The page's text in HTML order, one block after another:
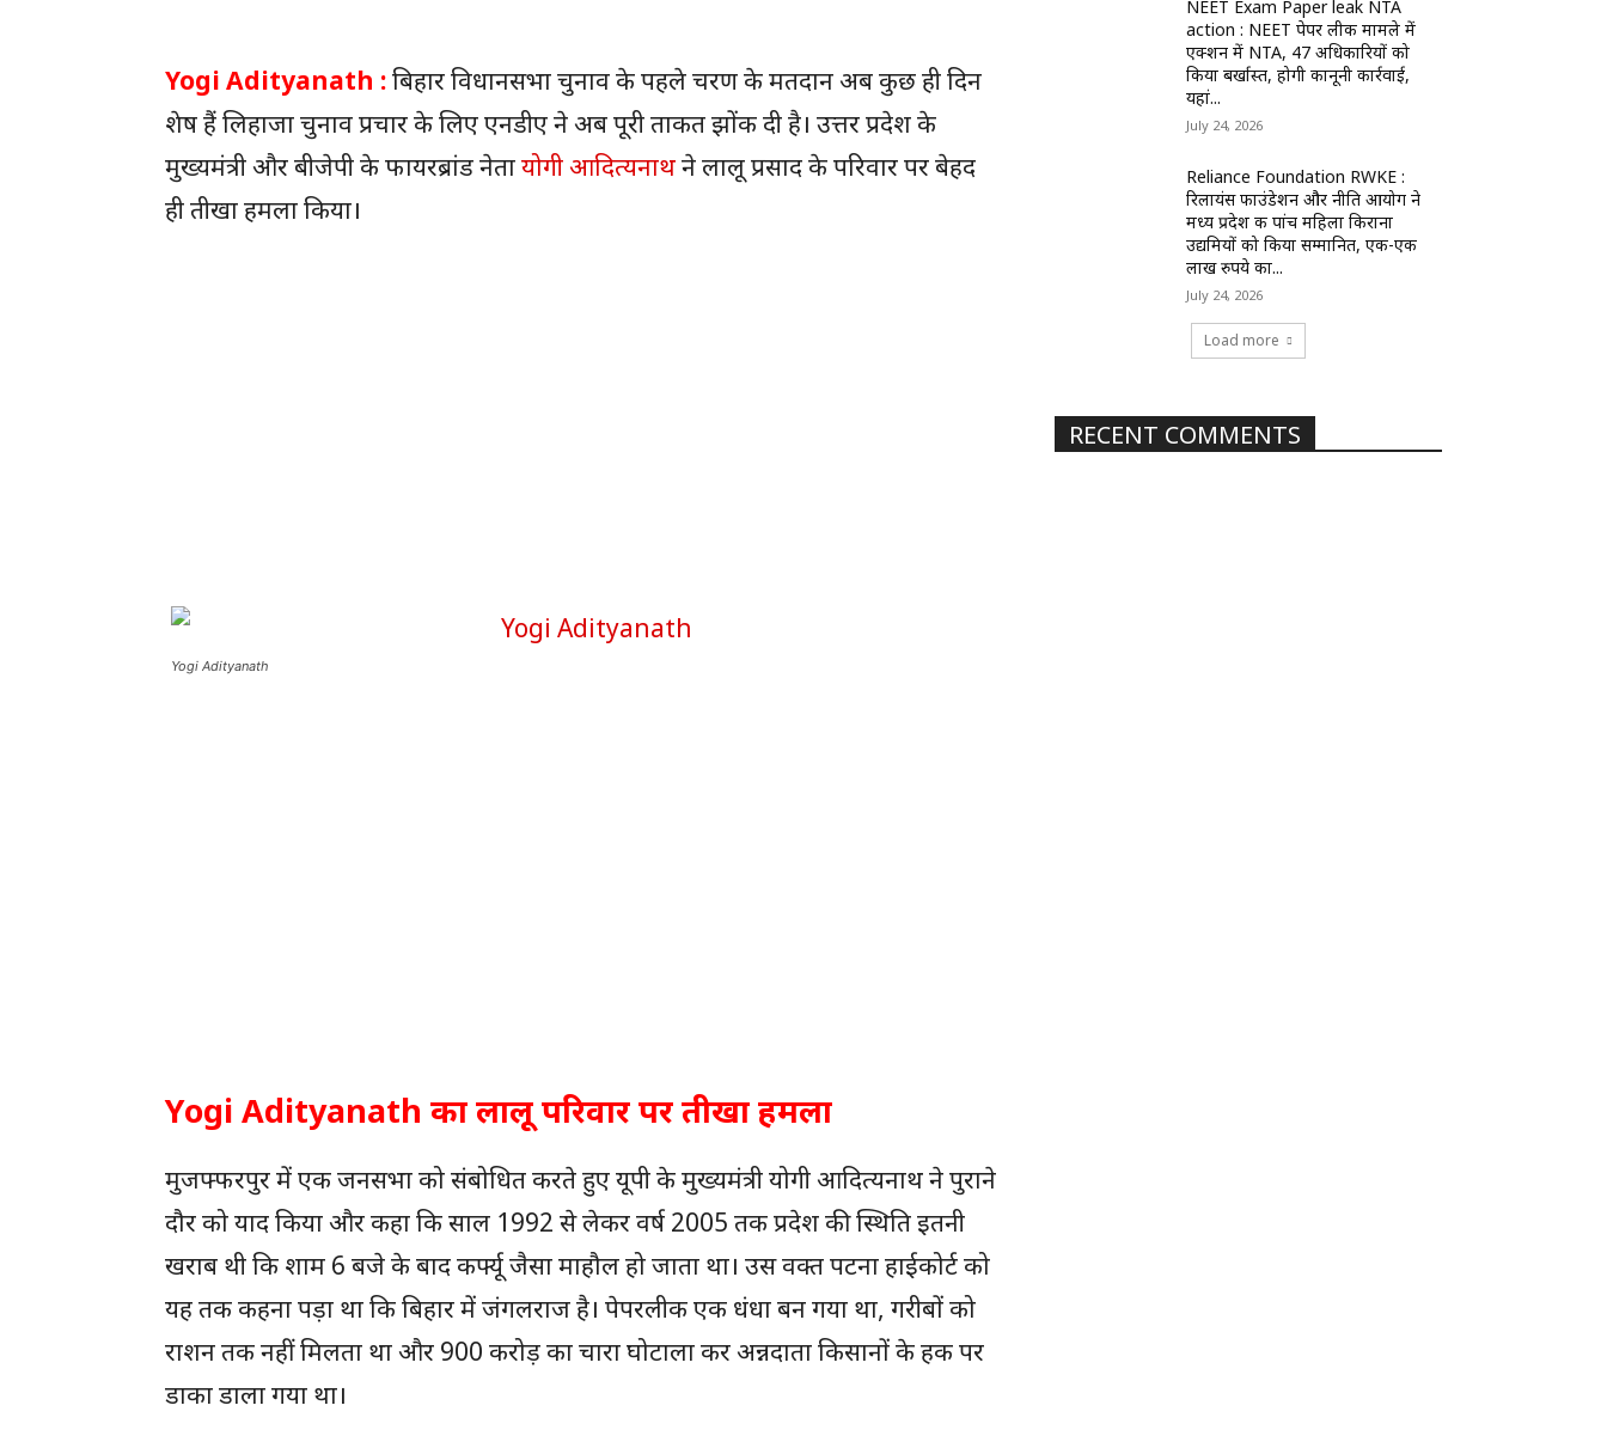
Yogi Adityanath :बिहार विधानसभा चुनाव के पहले चरण के मतदान अब कुछ ही दिन
शेष हैं लिहाजा चुनाव प्रचार के लिए एनडीए ने अब पूरी ताकत झोंक दी है। उत्तर प्रदेश के
मुख्यमंत्री और बीजेपी के फायरब्रांड नेतायोगी आदित्यनाथने लालू प्रसाद के परिवार पर बेहद
ही तीखा हमला किया।
Yogi Adityanath
Yogi Adityanath का लालू परिवार पर तीखा हमला
मुजफ्फरपुर में एक जनसभा को संबोधित करते हुए यूपी के मुख्यमंत्री योगी आदित्यनाथ ने पुराने
दौर को याद किया और कहा कि साल 1992 से लेकर वर्ष 2005 तक प्रदेश की स्थिति इतनी
खराब थी कि शाम 6 बजे के बाद कर्फ्यू जैसा माहौल हो जाता था। उस वक्त पटना हाईकोर्ट को
यह तक कहना पड़ा था कि बिहार में जंगलराज है। पेपरलीक एक धंधा बन गया था, गरीबों को
राशन तक नहीं मिलता था और 900 करोड़ का चारा घोटाला कर अन्नदाता किसानों के हक पर
डाका डाला गया था।
NEET Exam Paper leak NTA
action : NEET पेपर लीक मामले में
एक्शन में NTA, 47 अधिकारियों को
किया बर्खास्त, होगी कानूनी कार्रवाई,
यहां...
July 24, 2026
Reliance Foundation RWKE :
रिलायंस फाउंडेशन और नीति आयोग ने
मध्य प्रदेश की पांच महिला किराना
उद्यमियों को किया सम्मानित, एक-एक
लाख रुपये का...
July 24, 2026
Load more
RECENT COMMENTS